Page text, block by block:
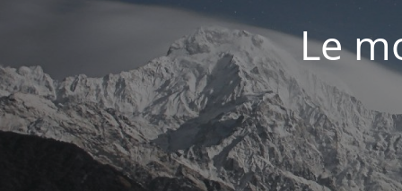
Le